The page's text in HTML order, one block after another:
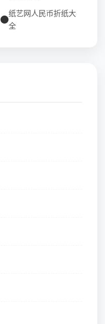
纸艺网人民币折纸大
全